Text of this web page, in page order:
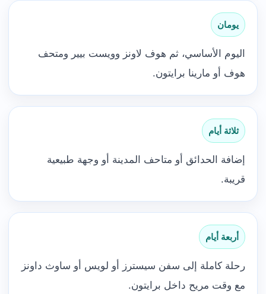
يومان
اليوم الأساسي، ثم هوف لاونز وويست بيير ومتحف
هوف أو مارينا برايتون.
ثلاثة أيام
إضافة الحدائق أو متاحف المدينة أو وجهة طبيعية
قريبة.
أربعة أيام
رحلة كاملة إلى سفن سيسترز أو لويس أو ساوث داونز
مع وقت مريح داخل برايتون.